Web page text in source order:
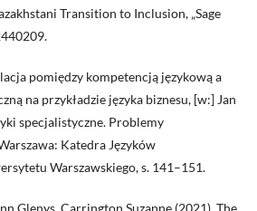
Transition to Inclusion, „Sage
pomiędzy kompetencją językową a
na przykładzie języka biznesu, [w:] Jan
specjalistyczne. Problemy
Katedra Języków
Warszawskiego, s. 141–151.
Glenys, Carrington Suzanne (2021), The